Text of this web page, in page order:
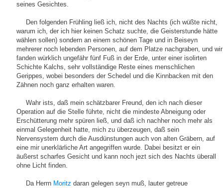
seines Gesichtes.
Den folgenden Frühling ließ ich, nicht des Nachts (ich wüßte nicht,
warum ich, der ich hier keinen Schatz suchte, die Geisterstunde hätte
wählen sollen) sondern an einem schönen Tage und in Beiseyn
mehrerer noch lebenden Personen, auf dem Platze nachgraben, und wir
fanden würklich ungefähr fünf Fuß in der Erde, unter einer isolirten
Schichte Kalchs, sehr vollständige Reste eines menschlichen
Gerippes, wobei besonders der Schedel und die Kinnbacken mit den
Zähnen noch ganz erhalten waren.
Wahr ists, daß mein schätzbarer Freund, den ich nach dieser
Operation auf die Stelle führte, nicht die mindeste Abneigung oder
Erschütterung mehr spüren ließ, und daß ich nachher noch mehr als
einmal Gelegenheit hatte, mich zu überzeugen, daß sein
Nervensystem durch die Ausdünstungen auch von alten Gräbern, auf
eine mir unerklärliche Art angegriffen wurde. Dabei besitzt er ein
äußerst scharfes Gesicht und kann noch jezt sich des Nachts überall
ohne Licht finden.
Da Herrn Moritz daran gelegen seyn muß, lauter getreue